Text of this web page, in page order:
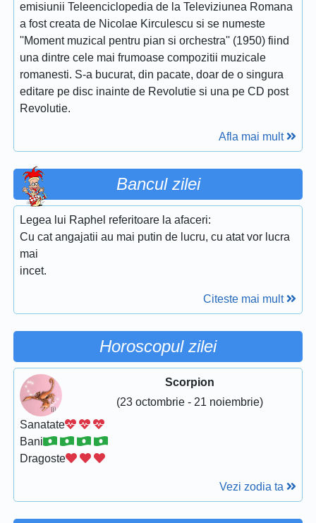
emisiunii Teleenciclopedia de la Televiziunea Romana
a fost creata de Nicolae Kirculescu si se numeste
''Moment muzical pentru pian si orchestra'' (1950) fiind
una dintre cele mai frumoase compozitii muzicale
romanesti. S-a bucurat, din pacate, doar de o singura
editare pe disc inainte de Revolutie si una pe CD post
Revolutie.
Afla mai mult
Bancul zilei
Legea lui Raphel referitoare la afaceri:
Cu cat angajatii au mai putin de lucru, cu atat vor lucra
mai
incet.
Citeste mai mult
Horoscopul zilei
Scorpion
(23 octombrie - 21 noiembrie)
Sanatate
Bani
Dragoste
Vezi zodia ta